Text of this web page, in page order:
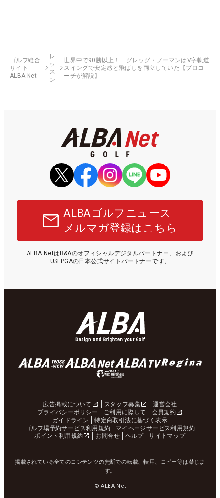
ゴルフ総合
サイト
ALBA Net
レ
ッ
ス
ン
世界中で90勝以上！ グレッグ・ノーマンはV字軌道
スイングで安定感と飛ばしを両立していた【プロコ
ーチが解説】
ALBAゴルフニュース
メルマガ登録はこちら
ALBA NetはR&Aのオフィシャルデジタルパートナー、および
USLPGAの日本公式サイトパートナーです。
広告掲載について スタッフ募集
運営会社
プライバシーポリシー
ご利用に際して
会員規約
ガイドライン
特定商取引法に基づく表示
ゴルフ場予約サービス利用規約
マイページサービス利用規約
ポイント利用規約
お問合せ ヘルプ サイトマップ
掲載されている全てのコンテンツの無断での転載、転用、コピー等は禁じま
す。
© ALBA Net